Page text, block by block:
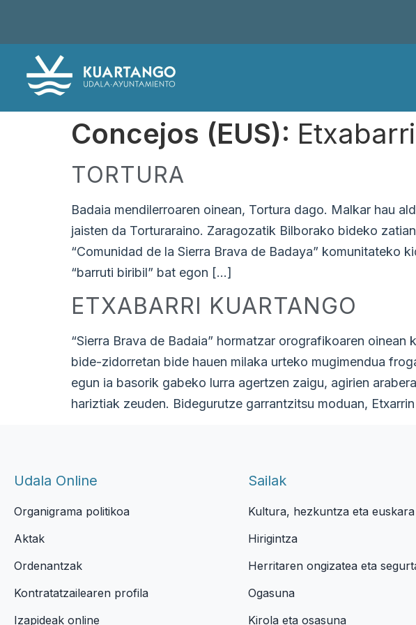
Concejos (EUS):
TORTURA
Badaia mendilerroaren oinean, Tortura dago. Malkar hau
jaisten da Torturaraino. Zaragozatik Bilborako bideko
“Comunidad de la Sierra Brava de Badaya” komunitateko
“barruti biribil” bat egon […]
ETXABARRI KUARTANGO
“Sierra Brava de Badaia” hormatzar orografikoaren
bide-zidorretan bide hauen milaka urteko mugimendua
egun ia basorik gabeko lurra agertzen zaigu, agirien
hariztiak zeuden. Bidegurutze garrantzitsu moduan,
Udala Online
Organigrama politikoa
Aktak
Ordenantzak
Kontratatzailearen profila
Izapideak online
Sailak
Kultura, hezkuntza eta euskara
Hirigintza
Herritaren ongizatea eta
Ogasuna
Kirola eta osasuna